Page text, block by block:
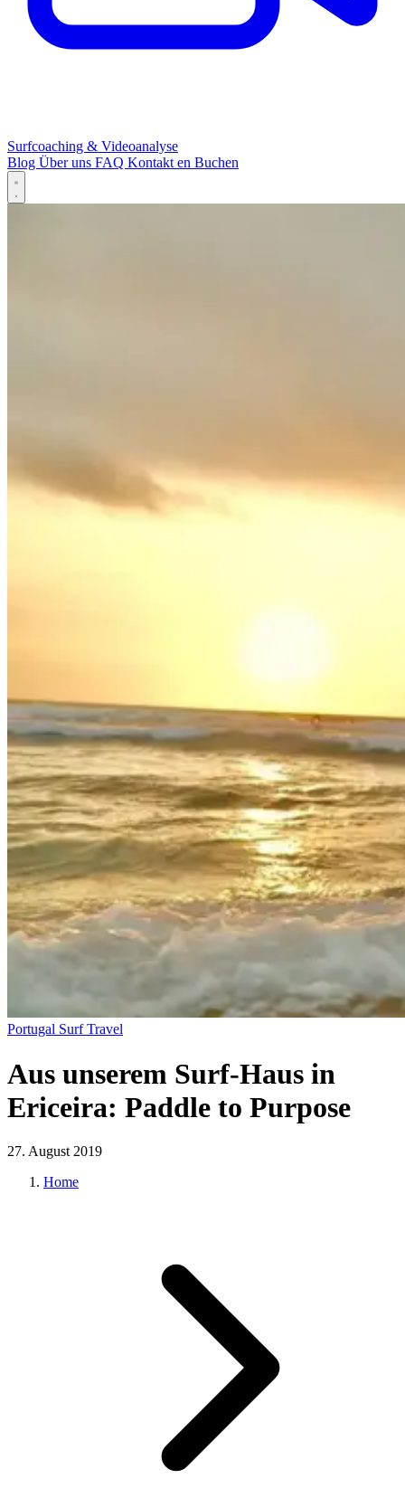
Surfcoaching & Videoanalyse
Blog Über uns FAQ Kontakten Buchen
Portugal Surf Travel
Aus unserem Surf-Haus in
Ericeira: Paddle to Purpose
27. August 2019
Home